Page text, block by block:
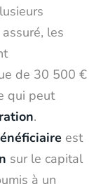
les
de 30 500 €
qui peut
.
est
sur le capital
à un